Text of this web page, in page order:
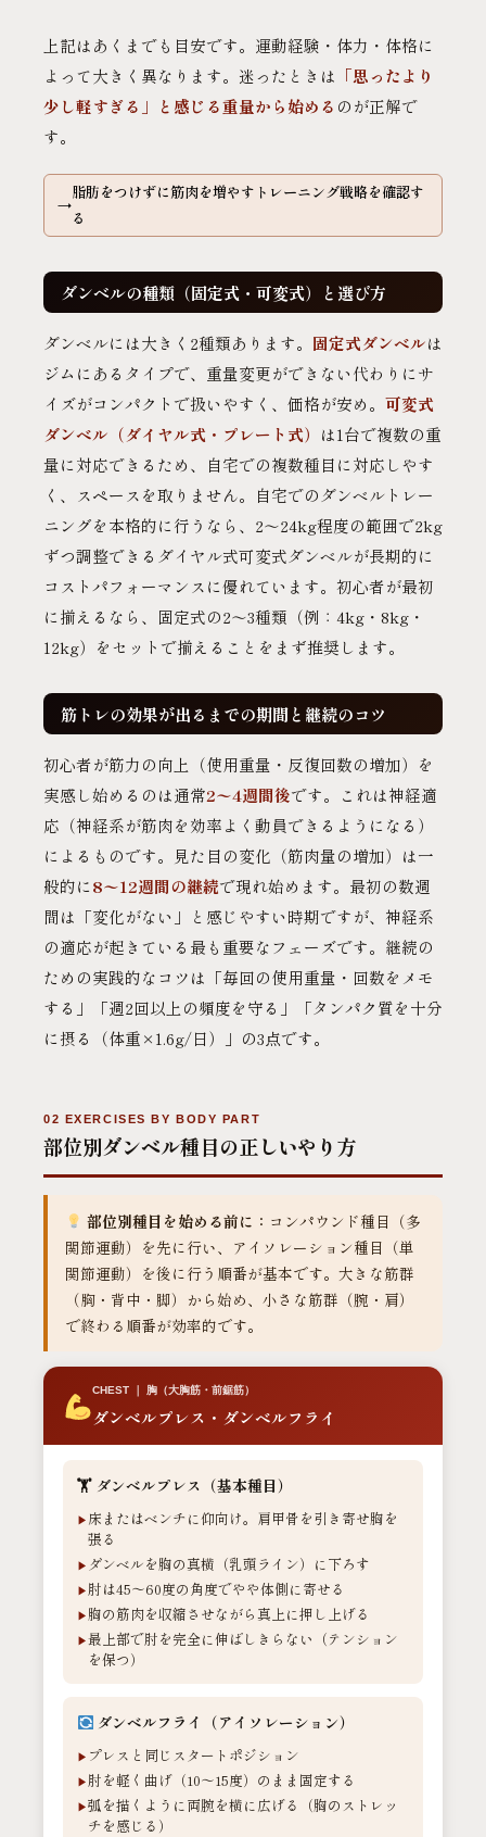
上記はあくまでも目安です。運動経験・体力・体格に
よって大きく異なります。迷ったときは 「思ったより
少し軽すぎる」と感じる重量から始める のが正解で
す。
脂肪をつけずに筋肉を増やすトレーニング戦略を確認す
る
ダンベルの種類（固定式・可変式）と選び方
ダンベルには大きく2種類あります。 固定式ダンベルは
ジムにあるタイプで、重量変更ができない代わりにサ
イズがコンパクトで扱いやすく、価格が安め。 可変式
ダンベル（ダイヤル式・プレート式） は1台で複数の重
量に対応できるため、自宅での複数種目に対応しやす
く、スペースを取りません。自宅でのダンベルトレー
ニングを本格的に行うなら、2〜24kg程度の範囲で2kg
ずつ調整できるダイヤル式可変式ダンベルが長期的に
コストパフォーマンスに優れています。初心者が最初
に揃えるなら、固定式の2〜3種類（例：4kg・8kg・
12kg）をセットで揃えることをまず推奨します。
筋トレの効果が出るまでの期間と継続のコツ
初心者が筋力の向上（使用重量・反復回数の増加）を
実感し始めるのは通常2〜4週間後です。これは神経適
応（神経系が筋肉を効率よく動員できるようになる）
によるものです。見た目の変化（筋肉量の増加）は一
般的に8〜12週間の継続で現れ始めます。最初の数週
間は「変化がない」と感じやすい時期ですが、神経系
の適応が起きている最も重要なフェーズです。継続の
ための実践的なコツは「毎回の使用重量・回数をメモ
する」「週2回以上の頻度を守る」「タンパク質を十分
に摂る（体重×1.6g/日）」の3点です。
02 EXERCISES BY BODY PART
部位別ダンベル種目の正しいやり方
部位別種目を始める前に： コンパウンド種目（多
関節運動）を先に行い、アイソレーション種目（単
関節運動）を後に行う順番が基本です。大きな筋群
（胸・背中・脚）から始め、小さな筋群（腕・肩）
で終わる順番が効率的です。
CHEST ｜ 胸（大胸筋・前鋸筋）
ダンベルプレス・ダンベルフライ
🏋️ ダンベルプレス（基本種目）
床またはベンチに仰向け。肩甲骨を引き寄せ胸を
張る
ダンベルを胸の真横（乳頭ライン）に下ろす
肘は45〜60度の角度でやや体側に寄せる
胸の筋肉を収縮させながら真上に押し上げる
最上部で肘を完全に伸ばしきらない（テンション
を保つ）
ダンベルフライ（アイソレーション）
プレスと同じスタートポジション
肘を軽く曲げ（10〜15度）のまま固定する
弧を描くように両腕を横に広げる（胸のストレッ
チを感じる）